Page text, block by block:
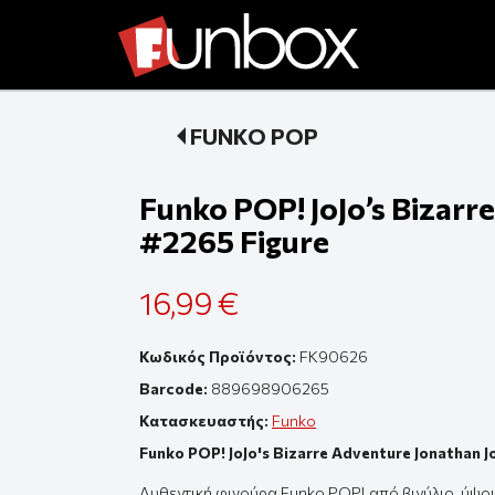
FUNKO POP
Funko POP! JoJo’s
#2265 Figure
16,99 €
Κωδικός Προϊόντος: FK90626
Barcode: 889698906265
Κατασκευαστής: Funko
Funko POP! JoJo's Bizarre Adventure Jonathan